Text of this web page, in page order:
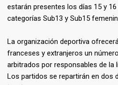
estarán presentes los días 15 y
categorías Sub13 y Sub15
La organización deportiva
franceses y extranjeros un
arbitrados por responsables de la
Los partidos se repartirán en dos